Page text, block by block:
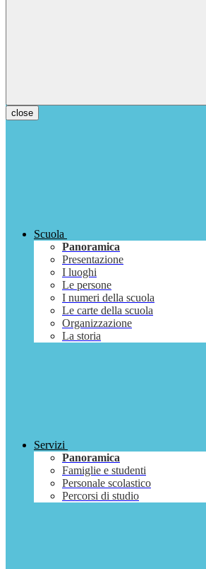
close
Scuola
Panoramica
Presentazione
I luoghi
Le persone
I numeri della scuola
Le carte della scuola
Organizzazione
La storia
Servizi
Panoramica
Famiglie e studenti
Personale scolastico
Percorsi di studio